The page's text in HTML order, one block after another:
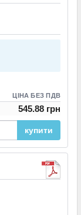
ЦІНА БЕЗ ПДВ
545.88 грн
купити